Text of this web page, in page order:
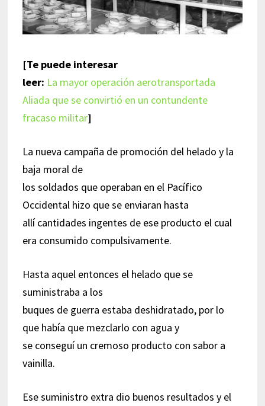
[Te puede interesar
leer: La mayor operación aerotransportada
Aliada que se convirtió en un contundente
fracaso militar]
La nueva campaña de promoción del helado y la
baja moral de
los soldados que operaban en el Pacífico
Occidental hizo que se enviaran hasta
allí cantidades ingentes de ese producto el cual
era consumido compulsivamente.
Hasta aquel entonces el helado que se
suministraba a los
buques de guerra estaba deshidratado, por lo
que había que mezclarlo con agua y
se conseguí un cremoso producto con sabor a
vainilla.
Ese suministro extra dio buenos resultados y el